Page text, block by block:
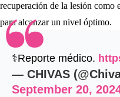
recuperación de la lesión como
para alcanzar un nivel óptimo.
⚕️Reporte médico.
— CHIVAS
September 20,